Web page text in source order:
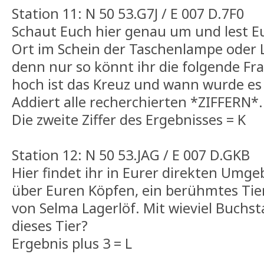
Station 11: N 50 53.G7J / E 007 D.7F0
Schaut Euch hier genau um und lest
Ort im Schein der Taschenlampe
denn nur so könnt ihr die folgende
hoch ist das Kreuz und wann wurde
Addiert alle recherchierten *ZIFFERN*.
Die zweite Ziffer des Ergebnisses = K
Station 12: N 50 53.JAG / E 007 D.GKB
Hier findet ihr in Eurer direkten
über Euren Köpfen, ein berühmtes
von Selma Lagerlöf. Mit wieviel
dieses Tier?
Ergebnis plus 3 = L